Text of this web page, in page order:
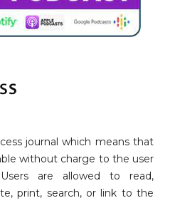
journal which means that
without charge to the user
are allowed to read,
print, search, or link to the